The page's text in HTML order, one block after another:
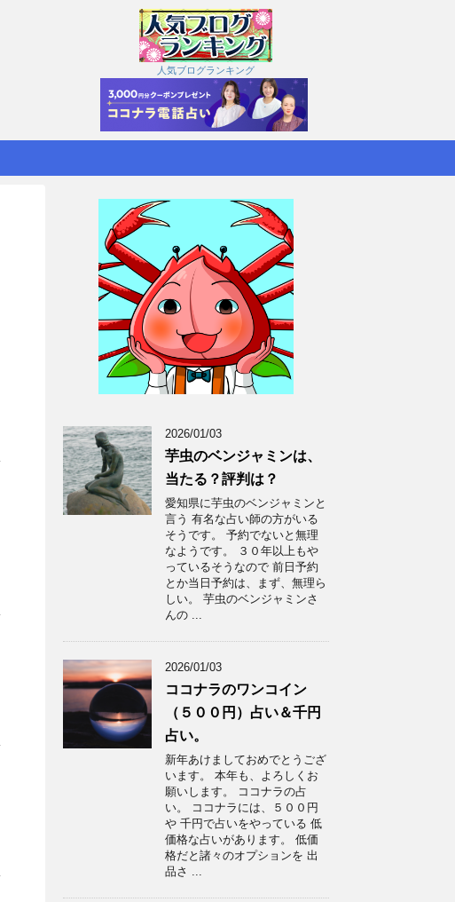
人気ブログランキング
2026/01/03
芋虫のベンジャミンは、
当たる？評判は？
愛知県に芋虫のベンジャミンと
言う 有名な占い師の方がいる
そうです。 予約でないと無理
なようです。 ３０年以上もや
っているそうなので 前日予約
とか当日予約は、まず、無理ら
しい。 芋虫のベンジャミンさ
んの ...
2026/01/03
ココナラのワンコイン
（５００円）占い＆千円
占い。
新年あけましておめでとうござ
います。 本年も、よろしくお
願いします。 ココナラの占
い。 ココナラには、５００円
や 千円で占いをやっている 低
価格な占いがあります。 低価
格だと諸々のオプションを 出
品さ ...